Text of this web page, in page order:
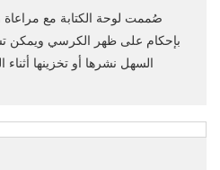
صُممت لوحة الكتابة مع مراعاة
بإحكام على ظهر الكرسي ويمكن
السهل نشرها أو تخزينها